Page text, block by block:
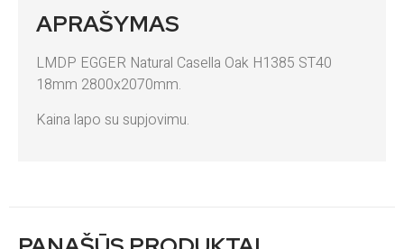
APRAŠYMAS
LMDP EGGER Natural Casella Oak H1385 ST40
18mm 2800x2070mm.
Kaina lapo su supjovimu.